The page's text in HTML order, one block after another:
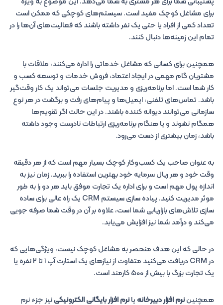
برای مشاغل کوچک مفید است. سیستم‌های کوچکی که ممکن است
تعداد کمی از افراد یا حتی یک نفر داشته باشند که فعالیت‌های آن‌ها را در
تمام این زمینه‌ها دنبال کنند.
همچنین برای کسانی که مشاغل خدماتی را اداره می‌کنند، ملاقات با
مشتریان گام مهمی در ایجاد اعتماد، فروش خدمات و توسعه کسب و
کار شما است. اما برنامه‌ریزی و مدیریت جلسات می‌تواند یک کار وقت‌گیر
باشد. تماس‌های تلفنی، ایمیل‌ها و پیام‌های رفت و برگشت در هر نوع
سازمانی می‌توانند دیوانه کننده باشند. در این حالت اگر تقویم‌ها
همگام نشوند و یا هنگام برنامه‌ریزی ارتباطات نادرست وجود داشته
باشد، زمان بیشتری از دست می‌رود.
به عنوان صاحب یک کسب‌وکار کوچک بسیار مهم است که از هر دقیقه
وقت خود و هر ریال سرمایه خود بهترین استفاده را ببرید. زمان نیز به
اندازه پول مهم است و برای اداره یک تجارت موفق باید هر دو را به طور
موثر مدیریت کنید. پیاده سازی سیستم CRM یک راه عالی برای ساده
سازی تلاش‌های بازاریابی شما است، علاوه بر آن در وقت شما صرفه جویی
می‌کند و درآمد شما نیز افزایش می‌یابد.
در حالی که این هدف منحصر به مشاغل کوچک نیست، ویژگی‌هایی که
در CRM دریافت می‌کنید متفاوت از نیازهای یک استارت آپ ۱ تا ۲ نفره یا
یک تجارت بزرگ با بیش از ۵۰۰ کارمند است.
همچنیننرم افزار دبیرخانه یانرم افزار بایگانی الکترونیکینیز جزء نرم